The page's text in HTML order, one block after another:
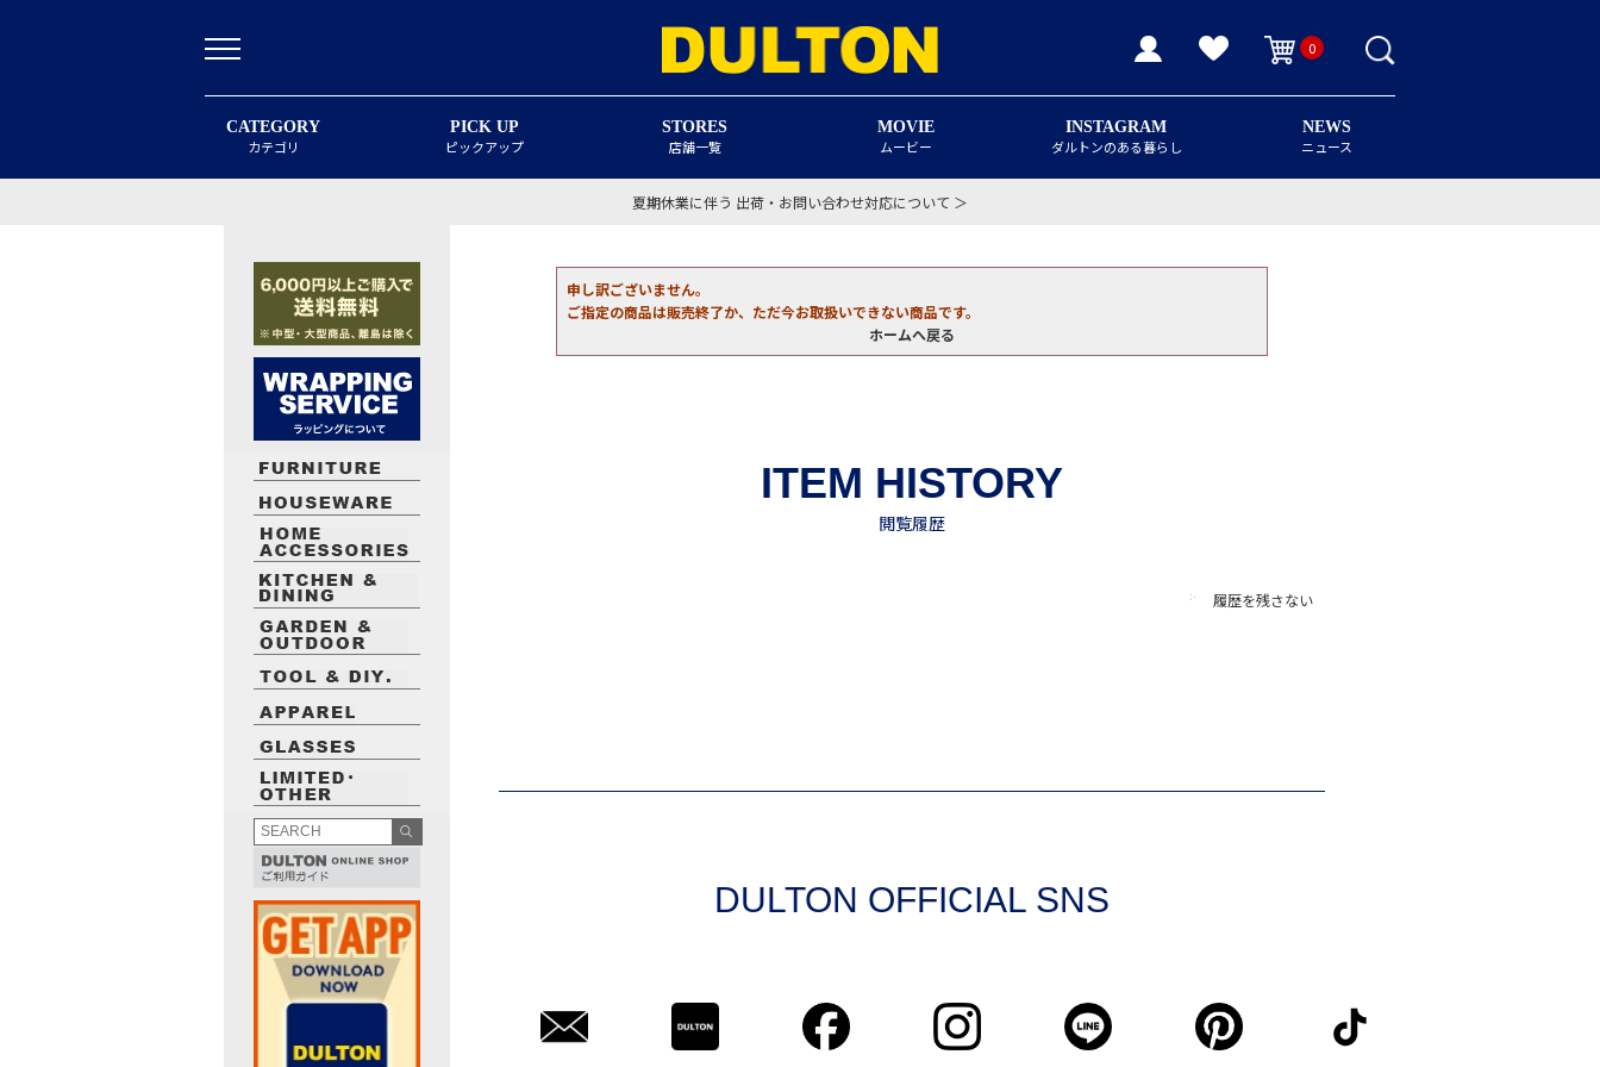
0
CATEGORY
カテゴリ
PICK UP
ピックアップ
STORES
店舗一覧
MOVIE
ムービー
INSTAGRAM
ダルトンのある暮らし
NEWS
ニュース
夏期休業に伴う 出荷・お問い合わせ対応について ＞
申し訳ございません。
ご指定の商品は販売終了か、ただ今お取扱いできない商品です。
ホームへ戻る
履歴を残さない
DULTON OFFICIAL SNS